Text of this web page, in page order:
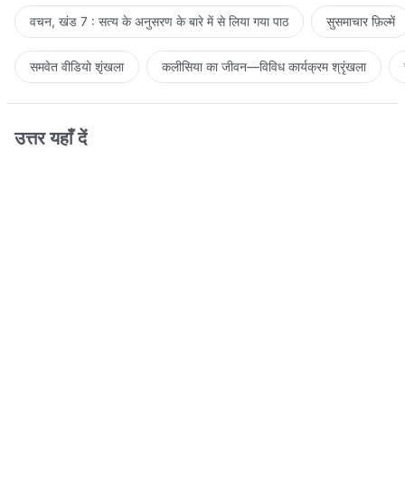
वचन, खंड 7 : सत्य के अनुसरण के बारे में से लिया गया पाठ सुसमाचार फ़िल्में
समवेत वीडियो शृंखला कलीसिया का जीवन—विविध कार्यक्रम श्रृंखला
उत्तर यहाँ दें